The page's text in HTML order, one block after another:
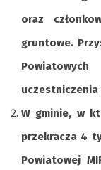
oraz
gruntowe.
uczestniczenia
W gminie, w
przekracza 4
Powiatowej